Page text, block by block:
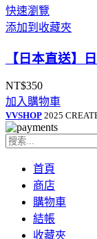
快速瀏覽
添加到收藏夾
【日本直送】
NT$350
加入購物車
VVSHOP 2025
首頁
商店
購物車
結帳
收藏夾